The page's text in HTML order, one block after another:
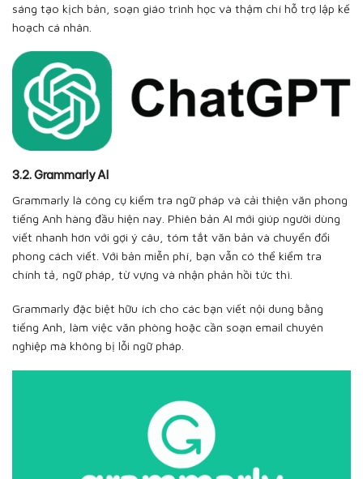
sáng tạo kịch bản, soạn giáo trình học và thậm chí hỗ trợ lập kế
hoạch cá nhân.
3.2. Grammarly AI
Grammarly là công cụ kiểm tra ngữ pháp và cải thiện văn phong
tiếng Anh hàng đầu hiện nay. Phiên bản AI mới giúp người dùng
viết nhanh hơn với gợi ý câu, tóm tắt văn bản và chuyển đổi
phong cách viết. Với bản miễn phí, bạn vẫn có thể kiểm tra
chính tả, ngữ pháp, từ vựng và nhận phản hồi tức thì.
Grammarly đặc biệt hữu ích cho các bạn viết nội dung bằng
tiếng Anh, làm việc văn phòng hoặc cần soạn email chuyên
nghiệp mà không bị lỗi ngữ pháp.